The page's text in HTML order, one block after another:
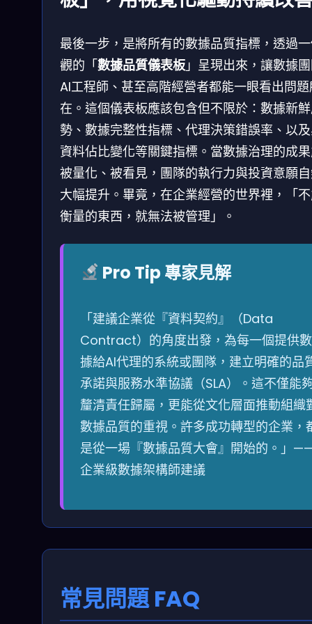
最後一步，是將所有的數據品質指標，透過
觀的「數據品質儀表板 」呈現出來，讓數據
AI工程師、甚至高階經營者都能一眼看出問
在。這個儀表板應該包含但不限於：數據新
勢、數據完整性指標、代理決策錯誤率、以
資料佔比變化等關鍵指標。當數據治理的成
被量化、被看見，團隊的執行力與投資意願
大幅提升。畢竟，在企業經營的世界裡，「
衡量的東西，就無法被管理」。
Pro Tip 專家見解
「建議企業從『資料契約』（Data
Contract）的角度出發，為每一個提供數
據給AI代理的系統或團隊，建立明確的品
承諾與服務水準協議（SLA）。這不僅能
釐清責任歸屬，更能從文化層面推動組織
數據品質的重視。許多成功轉型的企業，
是從一場『數據品質大會』開始的。」
企業級數據架構師建議
常見問題 FAQ